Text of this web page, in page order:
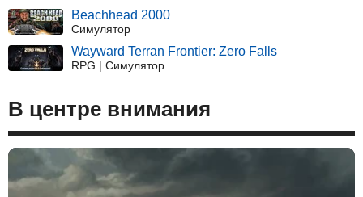
Beachhead 2000
Симулятор
Wayward Terran Frontier: Zero Falls
RPG | Симулятор
В центре внимания